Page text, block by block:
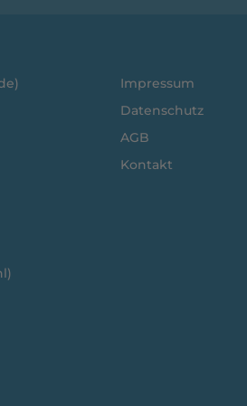
Impressum
Datenschutz
AGB
Kontakt